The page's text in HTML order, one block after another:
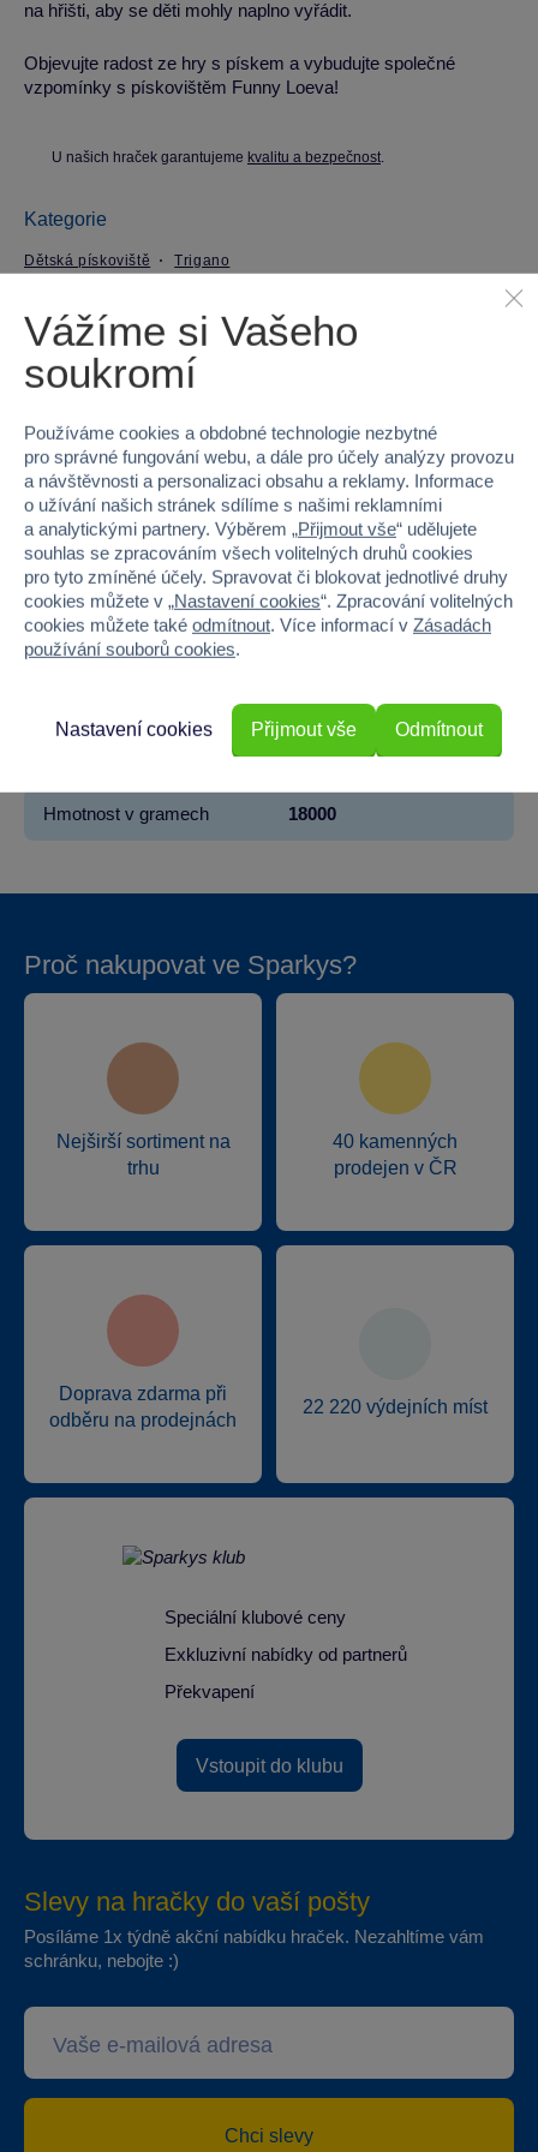
na hřišti, aby se děti mohly naplno vyřádit.
Objevujte radost ze hry s pískem a vybudujte společné
vzpomínky s pískovištěm Funny Loeva!
U našich hraček garantujeme kvalitu a bezpečnost.
Kategorie
Dětská pískoviště Trigano
Parametry produktu
EAN
Kód produktu 54A-J-42121P12TRI
Značka Trigano
Věk od 3
Pohlaví HOLKA, KLUK
Šířka
25
120
Hmotnost v gramech 18000
Proč nakupovat ve Sparkys?
Nejširší sortiment na
trhu
40 kamenných
prodejen v ČR
Doprava zdarma při
odběru na prodejnách
22 220 výdejních míst
Speciální klubové ceny
Exkluzivní nabídky od partnerů
Překvapení
Vstoupit do klubu
Slevy na hračky do vaší pošty
Posíláme 1x týdně akční nabídku hraček. Nezahltíme vám
schránku, nebojte :)
Chci slevy
Vážíme si Vašeho
soukromí
Používáme cookies a obdobné technologie nezbytné
pro správné fungování webu, a dále pro účely analýzy provozu
a návštěvnosti a personalizaci obsahu a reklamy. Informace
o užívání našich stránek sdílíme s našimi reklamními
a analytickými partnery. Výběrem „Přijmout vše“ udělujete
souhlas se zpracováním všech volitelných druhů cookies
pro tyto zmíněné účely. Spravovat či blokovat jednotlivé druhy
cookies můžete v „Nastavení cookies“. Zpracování volitelných
cookies můžete také odmítnout. Více informací v Zásadách
používání souborů cookies.
Odmítnout
Nastavení cookies Přijmout vše